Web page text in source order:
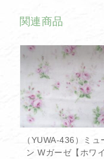
関連商品
（YUWA-436）ミュ
ン Wガーゼ【ホワイ